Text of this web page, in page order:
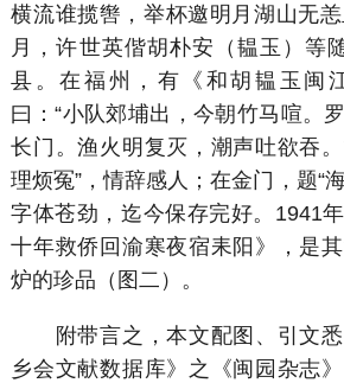
横流谁揽辔，举杯邀明月湖山无
月，许世英偕胡朴安（韫玉）等
县。在福州，有《和胡韫玉闽
曰：“小队郊埔出，今朝竹马喧。
长门。渔火明复灭，潮声吐欲吞
理烦冤”，情辞感人；在金门，题“
字体苍劲，迄今保存完好。1941
十年救侨回渝寒夜宿耒阳》，是
炉的珍品（图二）。
附带言之，本文配图、引文悉
乡会文献数据库》之《闽园杂志